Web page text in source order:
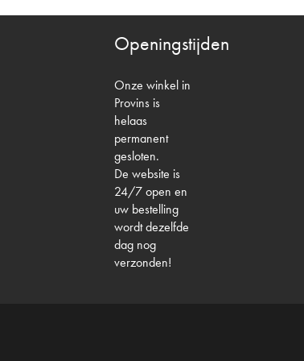
Openingstijden
Onze winkel in
Provins is
helaas
permanent
gesloten.
De website is
24/7 open en
uw bestelling
wordt dezelfde
dag nog
verzonden!